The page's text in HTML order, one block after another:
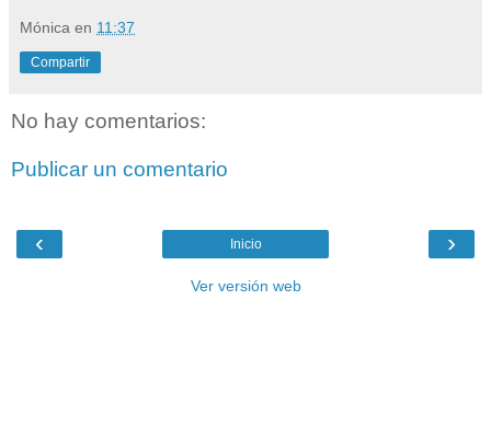
Mónica en 11:37
Compartir
No hay comentarios:
Publicar un comentario
‹ ›
Inicio
Ver versión web